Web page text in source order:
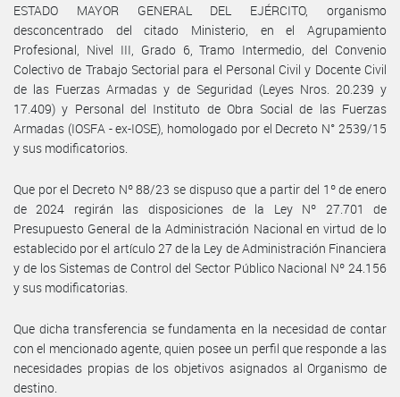
ESTADO MAYOR GENERAL DEL EJÉRCITO, organismo
desconcentrado del citado Ministerio, en el Agrupamiento
Profesional, Nivel III, Grado 6, Tramo Intermedio, del Convenio
Colectivo de Trabajo Sectorial para el Personal Civil y Docente Civil
de las Fuerzas Armadas y de Seguridad (Leyes Nros. 20.239 y
17.409) y Personal del Instituto de Obra Social de las Fuerzas
Armadas (IOSFA - ex-IOSE), homologado por el Decreto N° 2539/15
y sus modificatorios.
Que por el Decreto Nº 88/23 se dispuso que a partir del 1º de enero
de 2024 regirán las disposiciones de la Ley Nº 27.701 de
Presupuesto General de la Administración Nacional en virtud de lo
establecido por el artículo 27 de la Ley de Administración Financiera
y de los Sistemas de Control del Sector Público Nacional Nº 24.156
y sus modificatorias.
Que dicha transferencia se fundamenta en la necesidad de contar
con el mencionado agente, quien posee un perfil que responde a las
necesidades propias de los objetivos asignados al Organismo de
destino.